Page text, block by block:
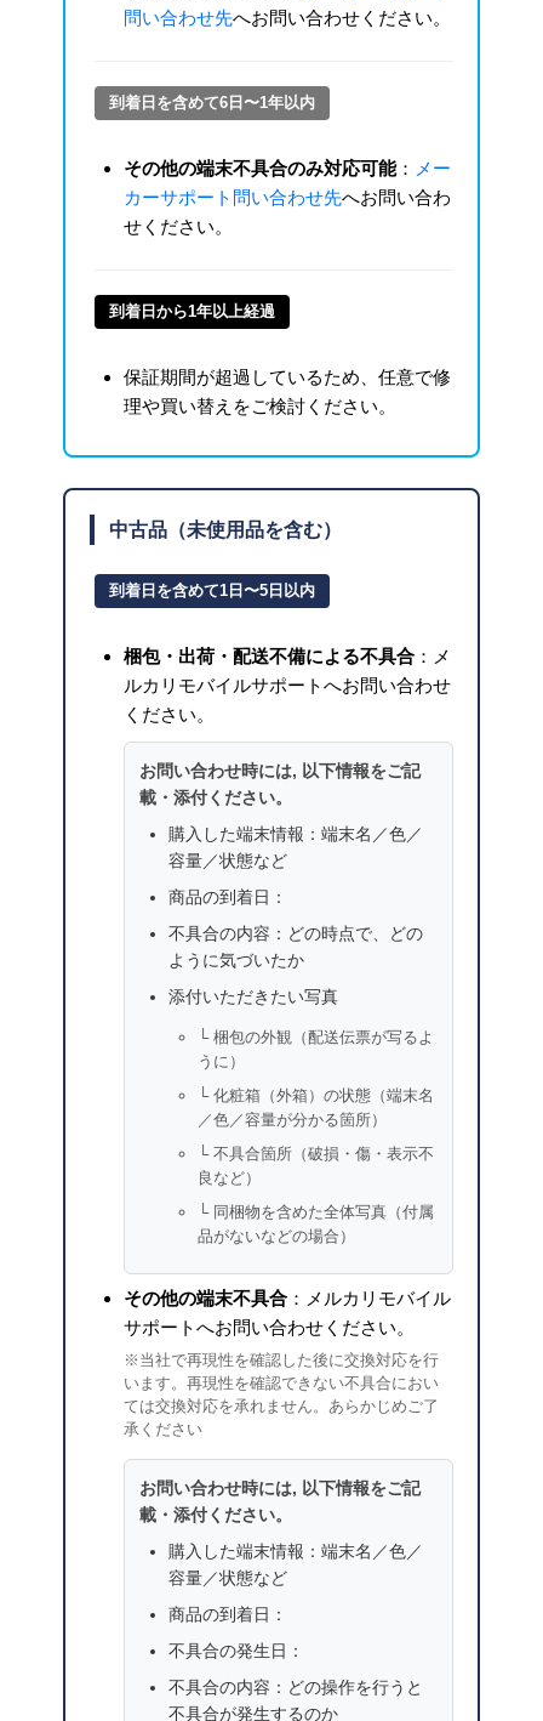
問い合わせ先へお問い合わせください。
到着日を含めて6日〜1年以内
その他の端末不具合のみ対応可能： メー
カーサポート問い合わせ先へお問い合わ
せください。
到着日から1年以上経過
保証期間が超過しているため、任意で修
理や買い替えをご検討ください。
中古品（未使用品を含む）
到着日を含めて1日〜5日以内
梱包・出荷・配送不備による不具合 ：メ
ルカリモバイルサポートへお問い合わせ
ください。
お問い合わせ時には, 以下情報をご記
載・添付ください。
購入した端末情報：端末名／色／
容量／状態など
商品の到着日：
不具合の内容：どの時点で、どの
ように気づいたか
添付いただきたい写真
└ 梱包の外観（配送伝票が写るよ
うに）
└ 化粧箱（外箱）の状態（端末名
／色／容量が分かる箇所）
└ 不具合箇所（破損・傷・表示不
良など）
└ 同梱物を含めた全体写真（付属
品がないなどの場合）
その他の端末不具合 ：メルカリモバイル
サポートへお問い合わせください。
※当社で再現性を確認した後に交換対応を行
います。再現性を確認できない不具合におい
ては交換対応を承れません。あらかじめご了
承ください
お問い合わせ時には, 以下情報をご記
載・添付ください。
購入した端末情報：端末名／色／
容量／状態など
商品の到着日：
不具合の発生日：
不具合の内容：どの操作を行うと
不具合が発生するのか